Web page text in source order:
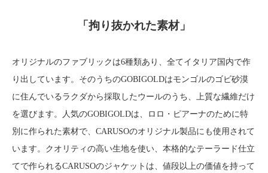
「拘り抜かれた素材」
オリジナルのファブリックは6種類あり、全てイタリア国内で作
り出しています。そのうちのGOBIGOLDはモンゴルのゴビ砂漠
に住んでいるラクダから採取したウールのうち、上質な繊維だけ
を選びます。人気のGOBIGOLDは、ロロ・ピアーナのために特
別に作られた素材で、CARUSOのオリジナル製品にも使用されて
います。クオリティの高い生地を使い、本格的なテーラード仕立
てで作られるCARUSOのジャケットは、値段以上の価値を持って